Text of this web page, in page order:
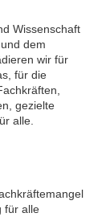
Wissenschaft
dem
wir für
für die
gezielte
alle.
für alle